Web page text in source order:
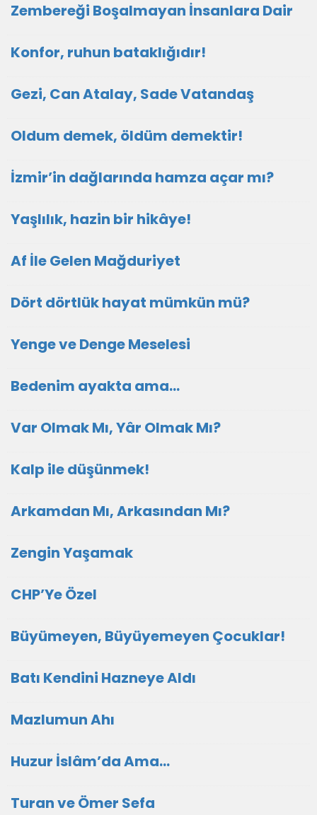
Zembereği Boşalmayan İnsanlara Dair
Konfor, ruhun bataklığıdır!
Gezi, Can Atalay, Sade Vatandaş
Oldum demek, öldüm demektir!
İzmir’in dağlarında hamza açar mı?
Yaşlılık, hazin bir hikâye!
Af İle Gelen Mağduriyet
Dört dörtlük hayat mümkün mü?
Yenge ve Denge Meselesi
Bedenim ayakta ama...
Var Olmak Mı, Yâr Olmak Mı?
Kalp ile düşünmek!
Arkamdan Mı, Arkasından Mı?
Zengin Yaşamak
CHP’Ye Özel
Büyümeyen, Büyüyemeyen Çocuklar!
Batı Kendini Hazneye Aldı
Mazlumun Ahı
Huzur İslâm’da Ama…
Turan ve Ömer Sefa